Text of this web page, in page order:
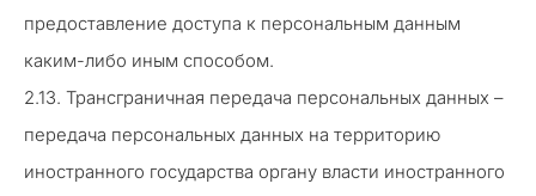
предоставление доступа к персональным данным
каким-либо иным способом.
2.13. Трансграничная передача персональных данных –
передача персональных данных на территорию
иностранного государства органу власти иностранного